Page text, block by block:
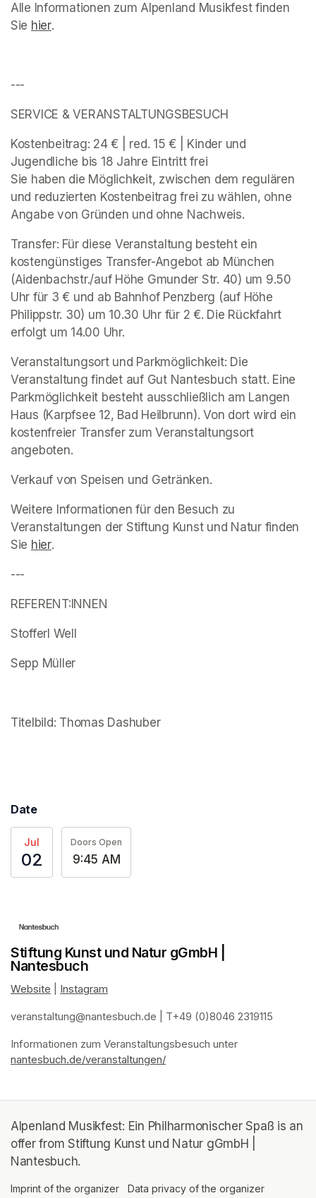
Alle Informationen zum Alpenland Musikfest finden
Sie hier(opens in a new tab)
.
---
SERVICE & VERANSTALTUNGSBESUCH
Kostenbeitrag: 24 € | red. 15 € | Kinder und
Jugendliche bis 18 Jahre Eintritt frei
Sie haben die Möglichkeit, zwischen dem regulären
und reduzierten Kostenbeitrag frei zu wählen, ohne
Angabe von Gründen und ohne Nachweis.
Transfer: Für diese Veranstaltung besteht ein
kostengünstiges Transfer-Angebot ab München
(Aidenbachstr./auf Höhe Gmunder Str. 40) um 9.50
Uhr für 3 € und ab Bahnhof Penzberg (auf Höhe
Philippstr. 30) um 10.30 Uhr für 2 €. Die Rückfahrt
erfolgt um 14.00 Uhr.
Veranstaltungsort und Parkmöglichkeit: Die
Veranstaltung findet auf Gut Nantesbuch statt. Eine
Parkmöglichkeit besteht ausschließlich am Langen
Haus (Karpfsee 12, Bad Heilbrunn). Von dort wird ein
kostenfreier Transfer zum Veranstaltungsort
angeboten.
Verkauf von Speisen und Getränken.
Weitere Informationen für den Besuch zu
Veranstaltungen der Stiftung Kunst und Natur finden
Sie (opens in a new tab)
hier(opens in a new tab)
.
---
REFERENT:INNEN
Stofferl Well
Sepp Müller
(opens in a new tab)
Titelbild: Thomas Dashuber(opens in a new tab)
Date
Jul
02
Doors Open
9:45 AM
Stiftung Kunst und Natur gGmbH |
Nantesbuch
Website (opens in a new tab)
Instagram
veranstaltung@nantesbuch.de (opens in a new tab)
| T+49 (0)8046 2319115
Informationen zum Veranstaltungsbesuch (opens in a new tab)
(opens in a new tab)
(opens in a new tab)
(opens in a new tab)
nantesbuch.de/veranstaltungen/
Alpenland Musikfest: Ein Philharmonischer Spaß is an
offer from Stiftung Kunst und Natur gGmbH |
Nantesbuch.
Imprint of the organizer (opens in a new tab)
Data privacy of the organizer